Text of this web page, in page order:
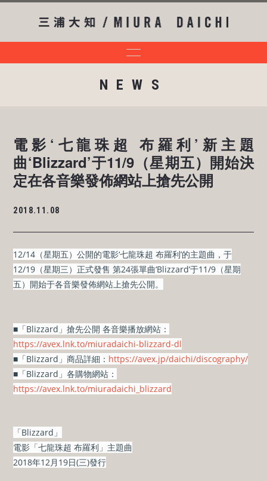
NEWS
電影‘七龍珠超 布羅利’新主題
曲‘Blizzard’于11/9（星期五）開始決
定在各音樂發佈網站上搶先公開
2018.11.08
12/14（星期五）公開的電影‘七龍珠超 布羅利’的主題曲，于
12/19（星期三）正式發售 第24張單曲‘Blizzard’于11/9（星期
五）開始于各音樂發佈網站上搶先公開。
■「Blizzard」搶先公開 各音樂播放網站：
https://avex.lnk.to/miuradaichi-blizzard-dl
■「Blizzard」商品詳細： https://avex.jp/daichi/discography/
■「Blizzard」各購物網站：
https://avex.lnk.to/miuradaichi_blizzard
「Blizzard」
電影「七龍珠超 布羅利」主題曲
2018年12月19日(三)發行